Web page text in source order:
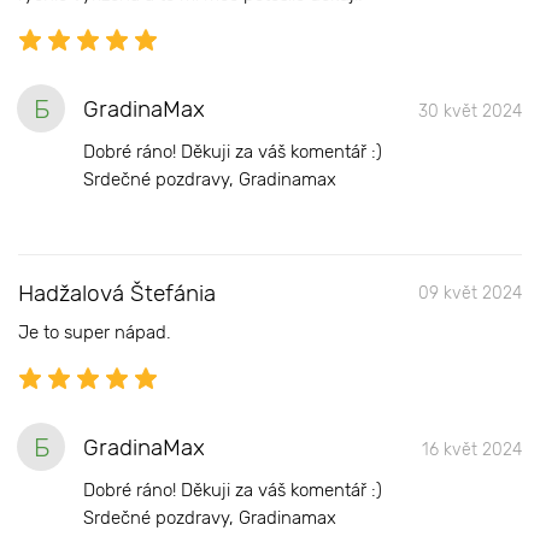
Б GradinaMax 30 květ 2024
Dobré ráno! Děkuji za váš komentář :)
Srdečné pozdravy, Gradinamax
Hadžalová Štefánia 09 květ 2024
Je to super nápad.
Б GradinaMax 16 květ 2024
Dobré ráno! Děkuji za váš komentář :)
Srdečné pozdravy, Gradinamax